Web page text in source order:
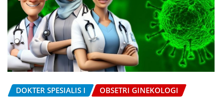
DOKTER SPESIALIS I OBSETRI GINEKOLOGI